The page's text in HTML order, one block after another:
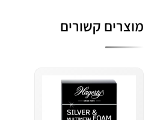
מוצרים קשורים